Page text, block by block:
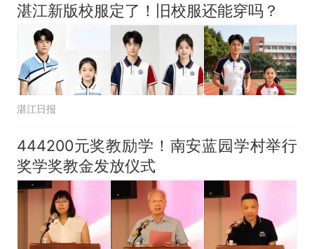
湛江新版校服定了！旧校服还能穿吗？
湛江日报
444200元奖教励学！南安蓝园学村举行
奖学奖教金发放仪式